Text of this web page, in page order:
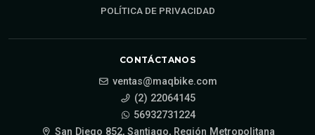
POLÍTICA DE PRIVACIDAD
CONTÁCTANOS
ventas@maqbike.com
(2) 22064145
56932731224
San Diego 852, Santiago, Región Metropolitana